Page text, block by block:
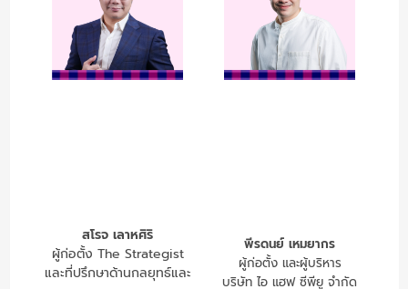
สโรจ เลาหศิริ
ผู้ก่อตั้ง The Strategist
และที่ปรึกษาด้านกลยุทธ์และ
พีรดนย์ เหมยากร
ผู้ก่อตั้ง และผู้บริหาร
บริษัท ไอ แฮฟ ซีพียู จำกัด